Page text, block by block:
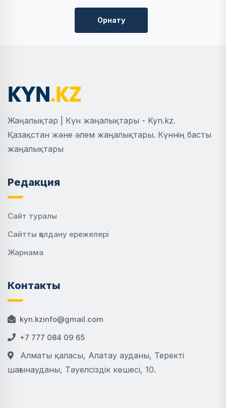
Орнату
Жаңалықтар | Күн жаңалықтары - Kyn.kz.
Қазақстан және әлем жаңалықтары. Күннің басты
жаңалықтары
Редакция
Сайт туралы
Сайтты қолдану ережелері
Жарнама
Контакты
kyn.kzinfo@gmail.com
+7 777 084 09 65
Алматы қаласы, Алатау ауданы, Теректі
шағынауданы, Тәуелсіздік көшесі, 10.